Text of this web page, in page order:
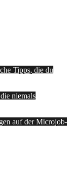
Tipps, die du
niemals
auf der Microjob-